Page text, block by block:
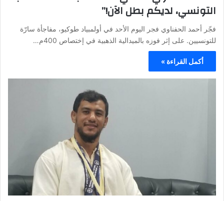
التونسي، لديكم بطل الآن!”
فجّر أحمد الحفناوي فجر اليوم الأحد في أولمبياد طوكيو، مفاجأة سارّة
للتونسيين. على إثر فوزه بالميدالية الذهبية في إختصاص 400م…
أكمل القراءة »